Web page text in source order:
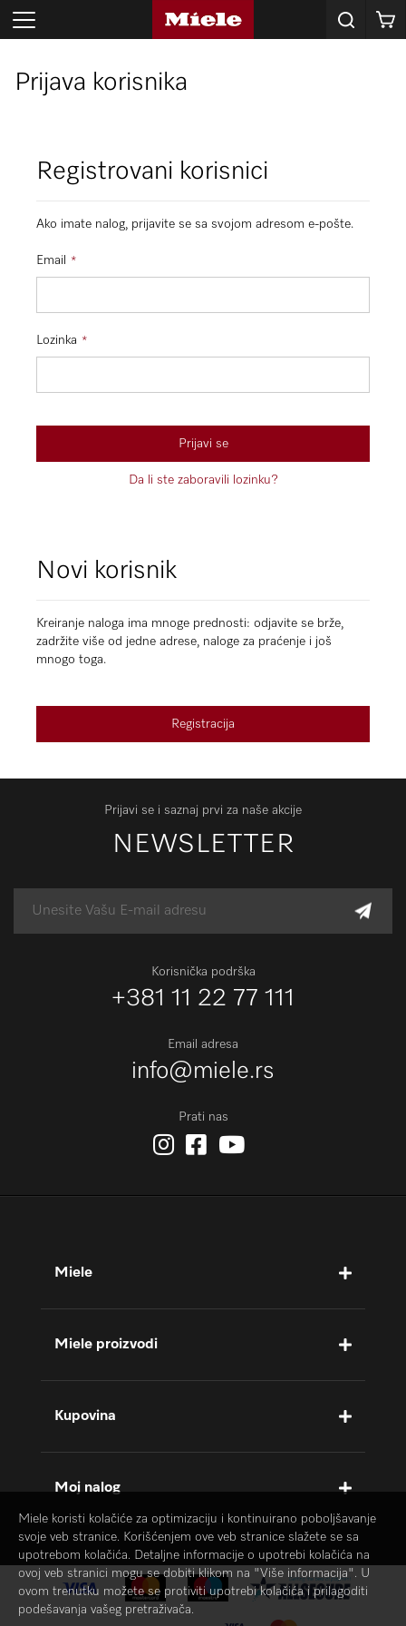
Korpa
Prijava korisnika
Registrovani korisnici
Ako imate nalog, prijavite se sa svojom adresom e-pošte.
Email
Lozinka
Prijavi se
Da li ste zaboravili lozinku?
Novi korisnik
Kreiranje naloga ima mnoge prednosti: odjavite se brže,
zadržite više od jedne adrese, naloge za praćenje i još
mnogo toga.
Registracija
Prijavi se i saznaj prvi za naše akcije
NEWSLETTER
Korisnička podrška
+381 11 22 77 111
Email adresa
info@miele.rs
Prati nas
Miele
Miele proizvodi
Kupovina
Moj nalog
Miele koristi kolačiće za optimizaciju i kontinuirano poboljšavanje
svoje veb stranice. Korišćenjem ove veb stranice slažete se sa
upotrebom kolačića. Detaljne informacije o upotrebi kolačića na
ovoj veb stranici mogu se dobiti klikom na "Više informacija". U
ovom trenutku možete se protiviti upotrebi kolačića i prilagoditi
podešavanja vašeg pretraživača.